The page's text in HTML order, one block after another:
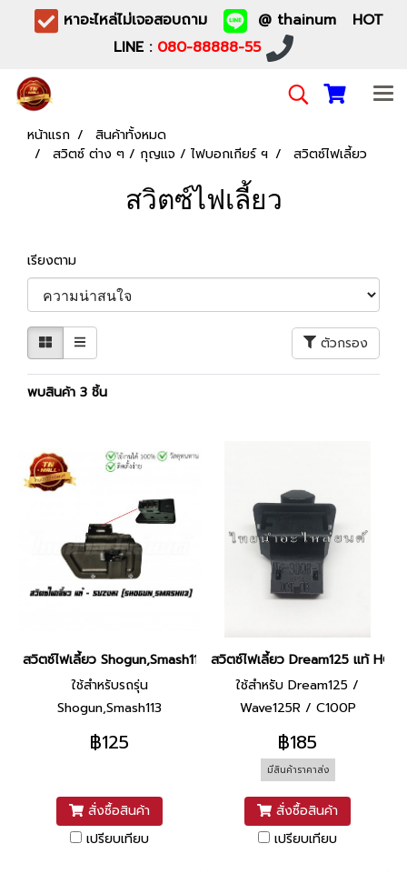
หาอะไหล่ไม่เจอสอบถาม
@ thainum HOT
LINE : 080-88888-55
หน้าแรก
สินค้าทั้งหมด
สวิตซ์ ต่าง ๆ / กุญแจ / ไฟบอกเกียร์ ฯ
สวิตซ์ไฟเลี้ยว
สวิตซ์ไฟเลี้ยว
เรียงตาม
ตัวกรอง
พบสินค้า 3 ชิ้น
สวิตซ์ไฟเลี้ยว Shogun,Smash113 แท้ศูนย์ ยี่ห้อ Suzuki
ใช้สำหรับรถรุ่น
Shogun,Smash113
฿125
สั่งซื้อสินค้า
เปรียบเทียบ
สวิตซ์ไฟเลี้ยว Dream125 แท้
ใช้สำหรับ Dream125 /
Wave125R / C100P
฿185
มีสินค้าราคาส่ง
สั่งซื้อสินค้า
เปรียบเทียบ